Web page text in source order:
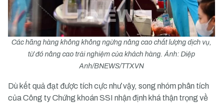
Các hãng hàng không không ngừng nâng cao chất lượng dịch vụ,
từ đó nâng cao trải nghiệm của khách hàng. Ảnh: Diệp
Anh/BNEWS/TTXVN
Dù kết quả đạt được tích cực như vậy, song nhóm phân tích
của Công ty Chứng khoán SSI nhận định khá thận trọng về